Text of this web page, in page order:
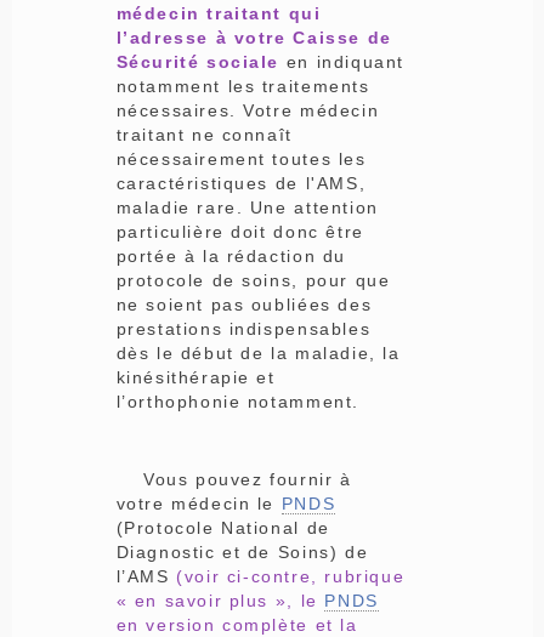
médecin traitant qui
l’adresse à votre Caisse de
Sécurité sociale en indiquant
notamment les traitements
nécessaires. Votre médecin
traitant ne connaît
nécessairement toutes les
caractéristiques de l'AMS,
maladie rare. Une attention
particulière doit donc être
portée à la rédaction du
protocole de soins, pour que
ne soient pas oubliées des
prestations indispensables
dès le début de la maladie, la
kinésithérapie et
l’orthophonie notamment.
Vous pouvez fournir à
votre médecin le PNDS
(Protocole National de
Diagnostic et de Soins) de
l’AMS (voir ci-contre, rubrique
« en savoir plus », le PNDS
en version complète et la